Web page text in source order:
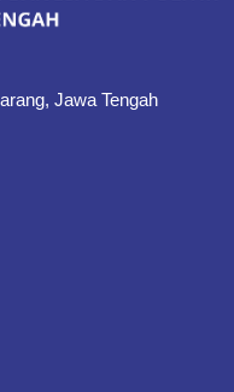
Jawa Tengah